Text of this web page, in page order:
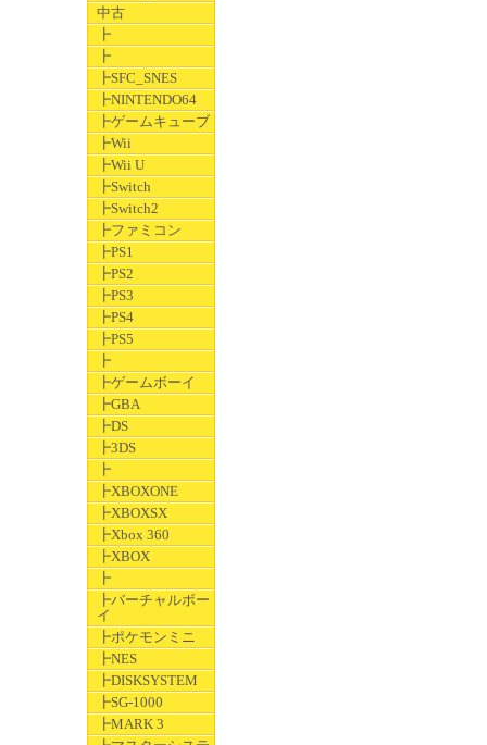
中古
┣
┣
┣SFC_SNES
┣NINTENDO64
┣ゲームキューブ
┣Wii
┣Wii U
┣Switch
┣Switch2
┣ファミコン
┣PS1
┣PS2
┣PS3
┣PS4
┣PS5
┣
┣ゲームボーイ
┣GBA
┣DS
┣3DS
┣
┣XBOXONE
┣XBOXSX
┣Xbox 360
┣XBOX
┣
┣バーチャルボー
イ
┣ポケモンミニ
┣NES
┣DISKSYSTEM
┣SG-1000
┣MARK 3